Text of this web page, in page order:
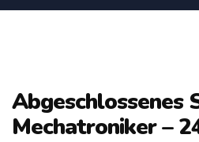
Abgeschlossenes
Mechatroniker –